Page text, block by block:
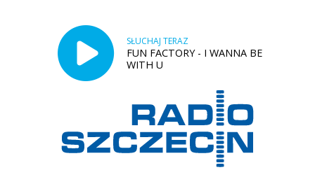
SŁUCHAJ TERAZ
FUN FACTORY - I WANNA BE
WITH U